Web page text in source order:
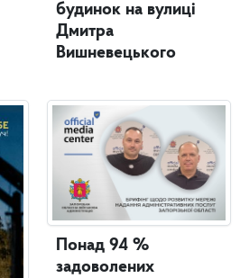
будинок на вулиці
Дмитра
Вишневецького
Понад 94 %
задоволених